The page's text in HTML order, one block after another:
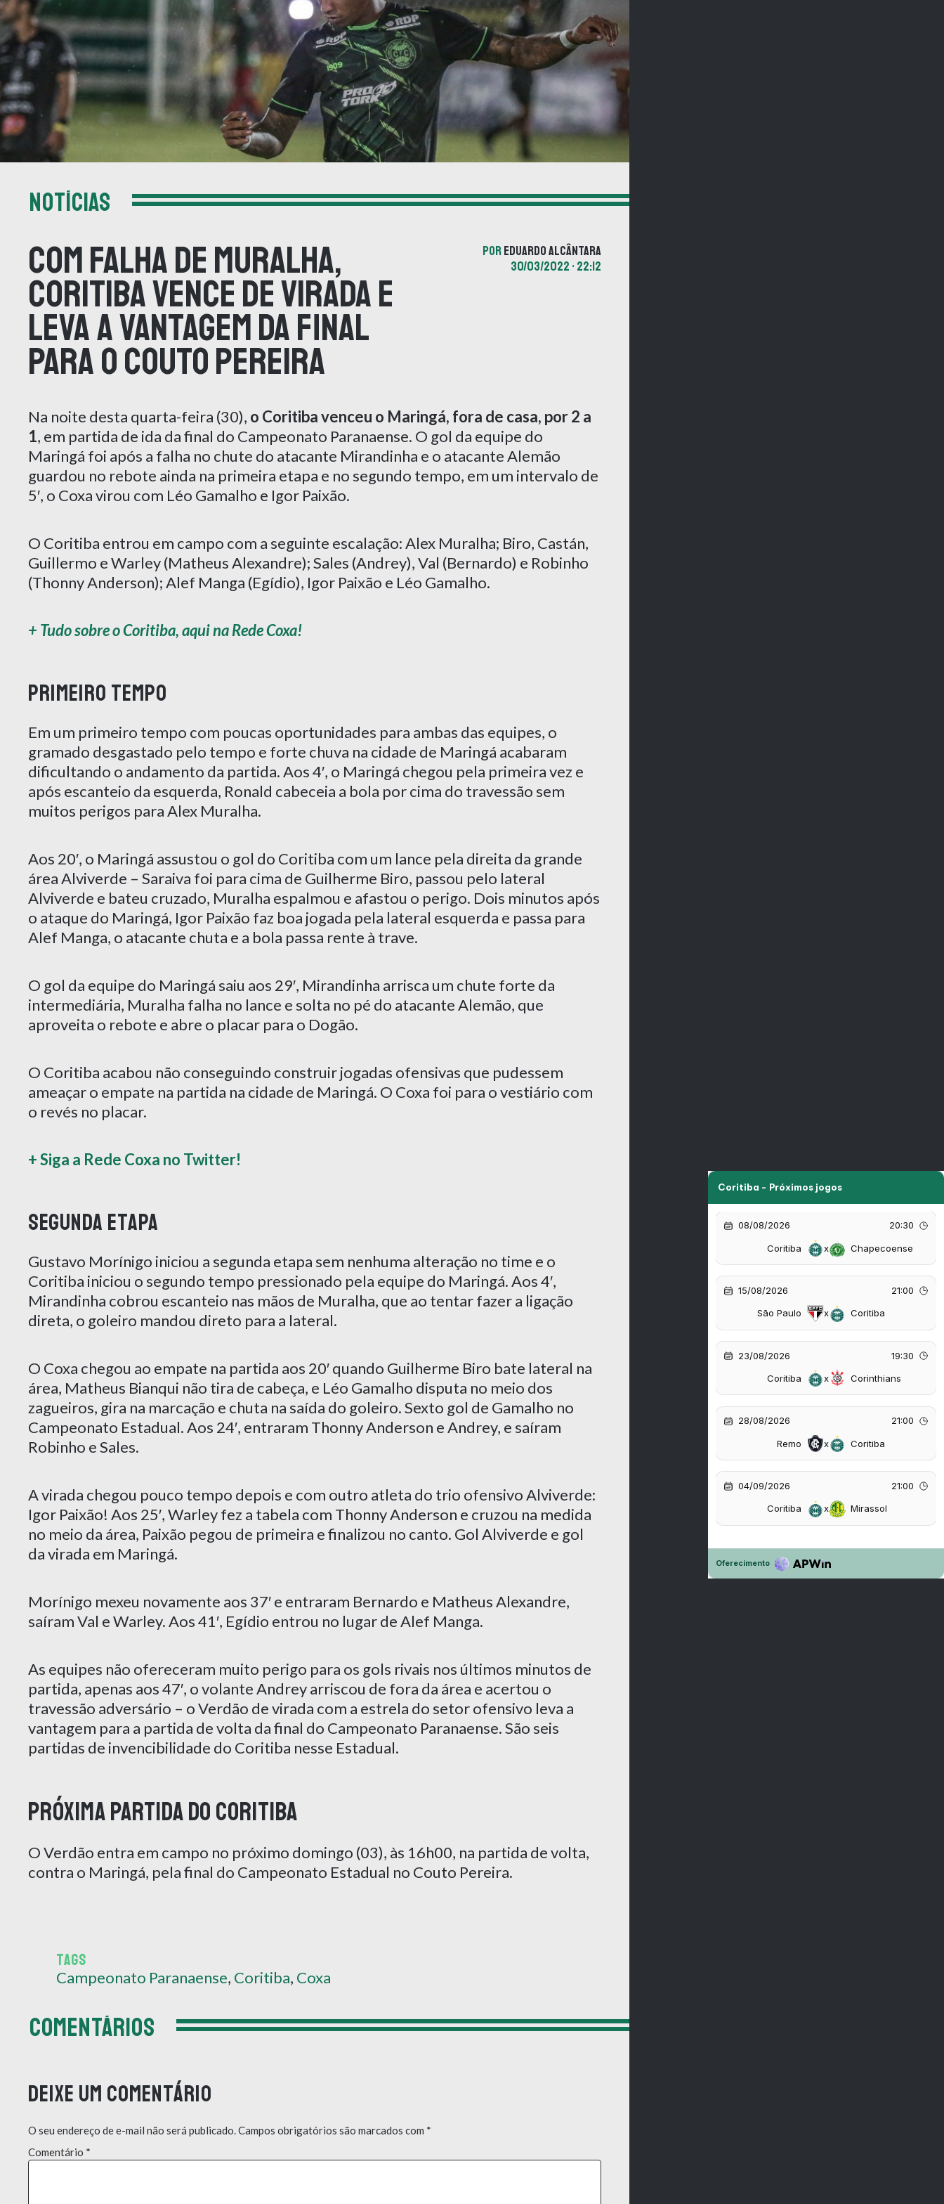
NOTÍCIAS
Com falha de Muralha,
Coritiba vence de virada e
leva a vantagem da final
para o Couto Pereira
POREDUARDO ALCÂNTARA
30/03/2022 • 22:12
Na noite desta quarta-feira (30), o Coritiba venceu o Maringá, fora de casa, por 2 a
1, em partida de ida da final do Campeonato Paranaense. O gol da equipe do
Maringá foi após a falha no chute do atacante Mirandinha e o atacante Alemão
guardou no rebote ainda na primeira etapa e no segundo tempo, em um intervalo de
5′, o Coxa virou com Léo Gamalho e Igor Paixão.
O Coritiba entrou em campo com a seguinte escalação: Alex Muralha; Biro, Castán,
Guillermo e Warley (Matheus Alexandre); Sales (Andrey), Val (Bernardo) e Robinho
(Thonny Anderson); Alef Manga (Egídio), Igor Paixão e Léo Gamalho.
+ Tudo sobre o Coritiba, aqui na Rede Coxa!
Primeiro tempo
Em um primeiro tempo com poucas oportunidades para ambas das equipes, o
gramado desgastado pelo tempo e forte chuva na cidade de Maringá acabaram
dificultando o andamento da partida. Aos 4′, o Maringá chegou pela primeira vez e
após escanteio da esquerda, Ronald cabeceia a bola por cima do travessão sem
muitos perigos para Alex Muralha.
Aos 20′, o Maringá assustou o gol do Coritiba com um lance pela direita da grande
área Alviverde – Saraiva foi para cima de Guilherme Biro, passou pelo lateral
Alviverde e bateu cruzado, Muralha espalmou e afastou o perigo. Dois minutos após
o ataque do Maringá, Igor Paixão faz boa jogada pela lateral esquerda e passa para
Alef Manga, o atacante chuta e a bola passa rente à trave.
O gol da equipe do Maringá saiu aos 29′, Mirandinha arrisca um chute forte da
intermediária, Muralha falha no lance e solta no pé do atacante Alemão, que
aproveita o rebote e abre o placar para o Dogão.
O Coritiba acabou não conseguindo construir jogadas ofensivas que pudessem
ameaçar o empate na partida na cidade de Maringá. O Coxa foi para o vestiário com
o revés no placar.
+ Siga a Rede Coxa no Twitter!
Segunda etapa
Gustavo Morínigo iniciou a segunda etapa sem nenhuma alteração no time e o
Coritiba iniciou o segundo tempo pressionado pela equipe do Maringá. Aos 4′,
Mirandinha cobrou escanteio nas mãos de Muralha, que ao tentar fazer a ligação
direta, o goleiro mandou direto para a lateral.
O Coxa chegou ao empate na partida aos 20′ quando Guilherme Biro bate lateral na
área, Matheus Bianqui não tira de cabeça, e Léo Gamalho disputa no meio dos
zagueiros, gira na marcação e chuta na saída do goleiro. Sexto gol de Gamalho no
Campeonato Estadual. Aos 24′, entraram Thonny Anderson e Andrey, e saíram
Robinho e Sales.
A virada chegou pouco tempo depois e com outro atleta do trio ofensivo Alviverde:
Igor Paixão! Aos 25′, Warley fez a tabela com Thonny Anderson e cruzou na medida
no meio da área, Paixão pegou de primeira e finalizou no canto. Gol Alviverde e gol
da virada em Maringá.
Morínigo mexeu novamente aos 37′ e entraram Bernardo e Matheus Alexandre,
saíram Val e Warley. Aos 41′, Egídio entrou no lugar de Alef Manga.
As equipes não ofereceram muito perigo para os gols rivais nos últimos minutos de
partida, apenas aos 47′, o volante Andrey arriscou de fora da área e acertou o
travessão adversário – o Verdão de virada com a estrela do setor ofensivo leva a
vantagem para a partida de volta da final do Campeonato Paranaense. São seis
partidas de invencibilidade do Coritiba nesse Estadual.
Próxima partida do Coritiba
O Verdão entra em campo no próximo domingo (03), às 16h00, na partida de volta,
contra o Maringá, pela final do Campeonato Estadual no Couto Pereira.
TAGS
Campeonato Paranaense, Coritiba, Coxa
COMENTÁRIOS
Deixe um comentário
O seu endereço de e-mail não será publicado.Campos obrigatórios são marcados com *
Comentário *